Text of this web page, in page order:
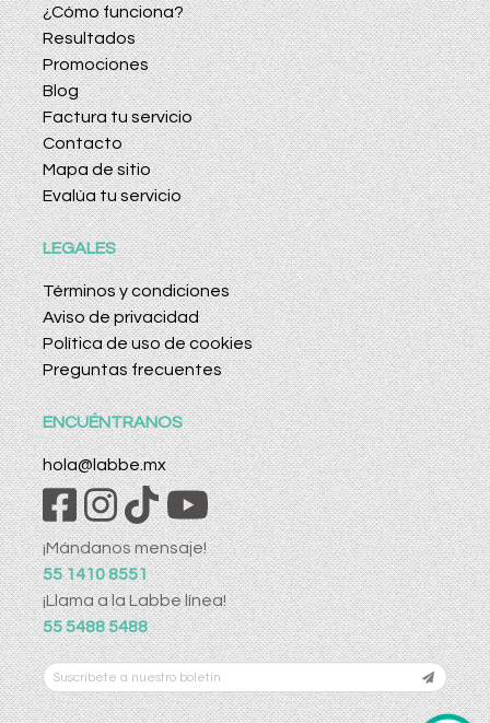
¿Cómo funciona?
Resultados
Promociones
Blog
Factura tu servicio
Contacto
Mapa de sitio
Evalúa tu servicio
LEGALES
Términos y condiciones
Aviso de privacidad
Política de uso de cookies
Preguntas frecuentes
ENCUÉNTRANOS
hola@labbe.mx
¡Mándanos mensaje!
55 1410 8551
¡Llama a la Labbe línea!
55 5488 5488